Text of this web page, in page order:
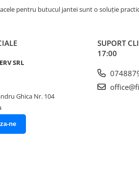
pentru butucul jantei sunt o soluție
SRL
Ghica Nr. 104
ne
SUPORT
17:00